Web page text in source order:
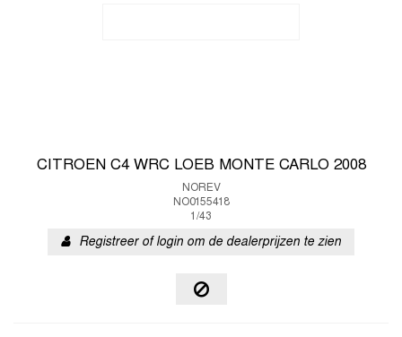
CITROEN C4 WRC LOEB MONTE CARLO 2008
NOREV
NO0155418
1/43
Registreer of login om de dealerprijzen te zien